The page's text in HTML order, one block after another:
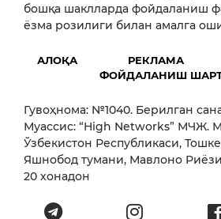
бошқа шаклларда фойдаланиш
ёзма розилиги билан амалга
АЛОҚА РЕКЛАМА
ФОЙДАЛАНИШ
Гувоҳнома: №1040. Берилган
Муассис: “High Networks” МЧЖ.
Ўзбекистон Республикаси,
Яшнобод тумани, Мавлоно
20 хонадон